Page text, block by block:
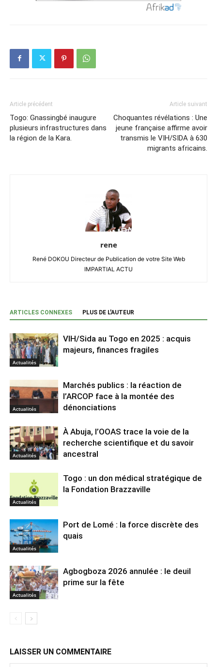
Article précédent
Togo: Gnassingbé inaugure
plusieurs infrastructures dans
la région de la Kara.
Article suivant
Choquantes révélations : Une
jeune française affirme avoir
transmis le VIH/SIDA à 630
migrants africains.
rene
René DOKOU Directeur de Publication de votre Site Web
IMPARTIAL ACTU
ARTICLES CONNEXES PLUS DE L'AUTEUR
Actualités
VIH/Sida au Togo en 2025 : acquis
majeurs, finances fragiles
Actualités
Marchés publics : la réaction de
l’ARCOP face à la montée des
dénonciations
Actualités
À Abuja, l’OOAS trace la voie de la
recherche scientifique et du savoir
ancestral
Actualités
Togo : un don médical stratégique de
la Fondation Brazzaville
Actualités
Port de Lomé : la force discrète des
quais
Actualités
Agbogboza 2026 annulée : le deuil
prime sur la fête
LAISSER UN COMMENTAIRE